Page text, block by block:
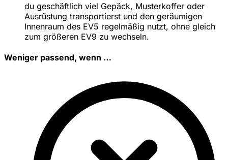
du geschäftlich viel Gepäck, Musterkoffer oder
Ausrüstung transportierst und den geräumigen
Innenraum des EV5 regelmäßig nutzt, ohne gleich
zum größeren EV9 zu wechseln.
Weniger passend, wenn …